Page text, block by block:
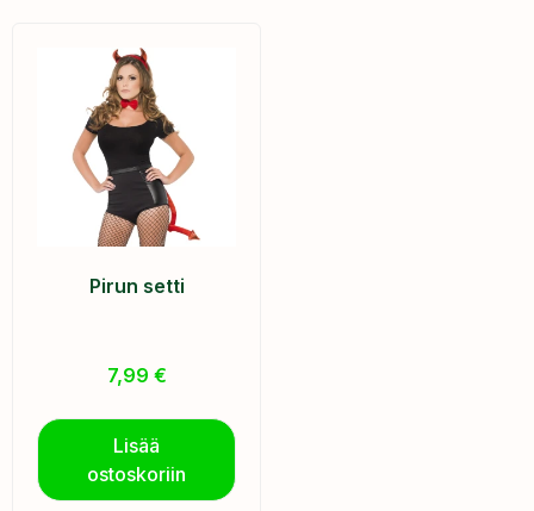
Pirun setti
7,99 €
Lisää
ostoskoriin